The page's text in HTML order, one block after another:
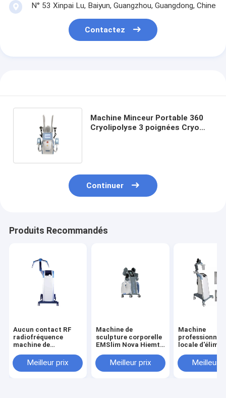
N° 53 Xinpai Lu, Baiyun, Guangzhou, Guangdong, Chine
Contactez
Machine Minceur Portable 360
Cryolipolyse 3 poignées Cryo
Continuer
Produits Recommandés
Aucun contact RF
radiofréquence
machine de
sur le prix de vente
de l'usine
Meilleur prix
Machine de
sculpture corporelle
EMSlim Nova Hiemt
massage EMS pour
sculpter le corps,
Meilleur prix
Machine
locale
Technologie
contact
Meilleur